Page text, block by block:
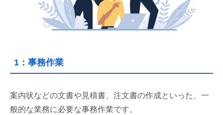
1：事務作業
案内状などの文書や見積書、注文書の作成といった、一
般的な業務に必要な事務作業です。